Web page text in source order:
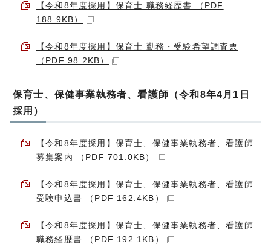
【令和8年度採用】保育士 職務経歴書 （PDF
188.9KB）
【令和8年度採用】保育士 勤務・受験希望調査票
（PDF 98.2KB）
保育士、保健事業執務者、看護師（令和8年4月1日
採用）
【令和8年度採用】保育士、保健事業執務者、看護師
募集案内 （PDF 701.0KB）
【令和8年度採用】保育士、保健事業執務者、看護師
受験申込書 （PDF 162.4KB）
【令和8年度採用】保育士、保健事業執務者、看護師
職務経歴書 （PDF 192.1KB）